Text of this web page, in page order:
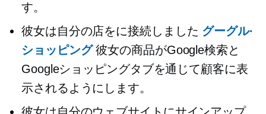
す。
彼女は自分の店をに接続しました グーグル·
ショッピング彼女の商品がGoogle検索と
Googleショッピングタブを通じて顧客に表
示されるようにします。